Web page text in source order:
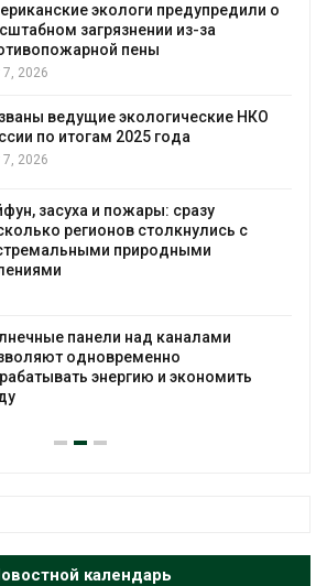
экологи предупредили о
загрязнении из-за
пены
7, 2026
ведущие экологические НКО
по итогам 2025 года
7, 2026
засуха и пожары: сразу
регионов столкнулись с
природными
панели над каналами
одновременно
энергию и экономить
календарь